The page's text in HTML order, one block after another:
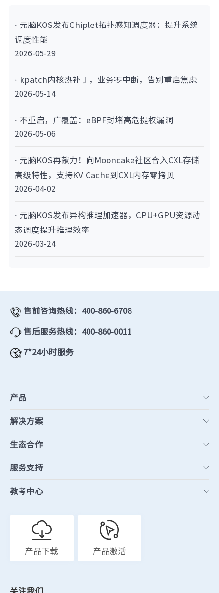
· 元脑KOS发布Chiplet拓扑感知调度器：提升系统
调度性能
2026-05-29
· kpatch内核热补丁，业务零中断，告别重启焦虑
2026-05-14
· 不重启，广覆盖：eBPF封堵高危提权漏洞
2026-05-06
· 元脑KOS再献力！向Mooncake社区合入CXL存储
高级特性，支持KV Cache到CXL内存零拷贝
2026-04-02
· 元脑KOS发布异构推理加速器，CPU+GPU资源动
态调度提升推理效率
2026-03-24
售前咨询热线：400-860-6708
售后服务热线：400-860-0011
7*24小时服务
产品
解决方案
生态合作
服务支持
教考中心
产品下载 产品激活
关注我们